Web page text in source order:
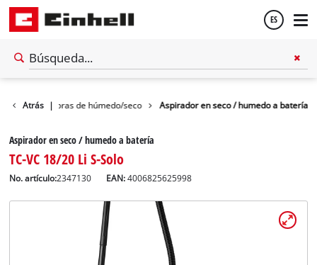
ES
Atrás |
Aspiradoras de húmedo/seco Aspirador en seco / humedo a batería
Aspirador en seco / humedo a batería
TC-VC 18/20 Li S-Solo
No. artículo:2347130 EAN:4006825625998